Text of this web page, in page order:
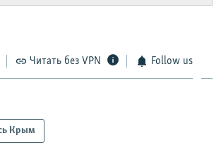
Читать без VPN Follow us
Крым